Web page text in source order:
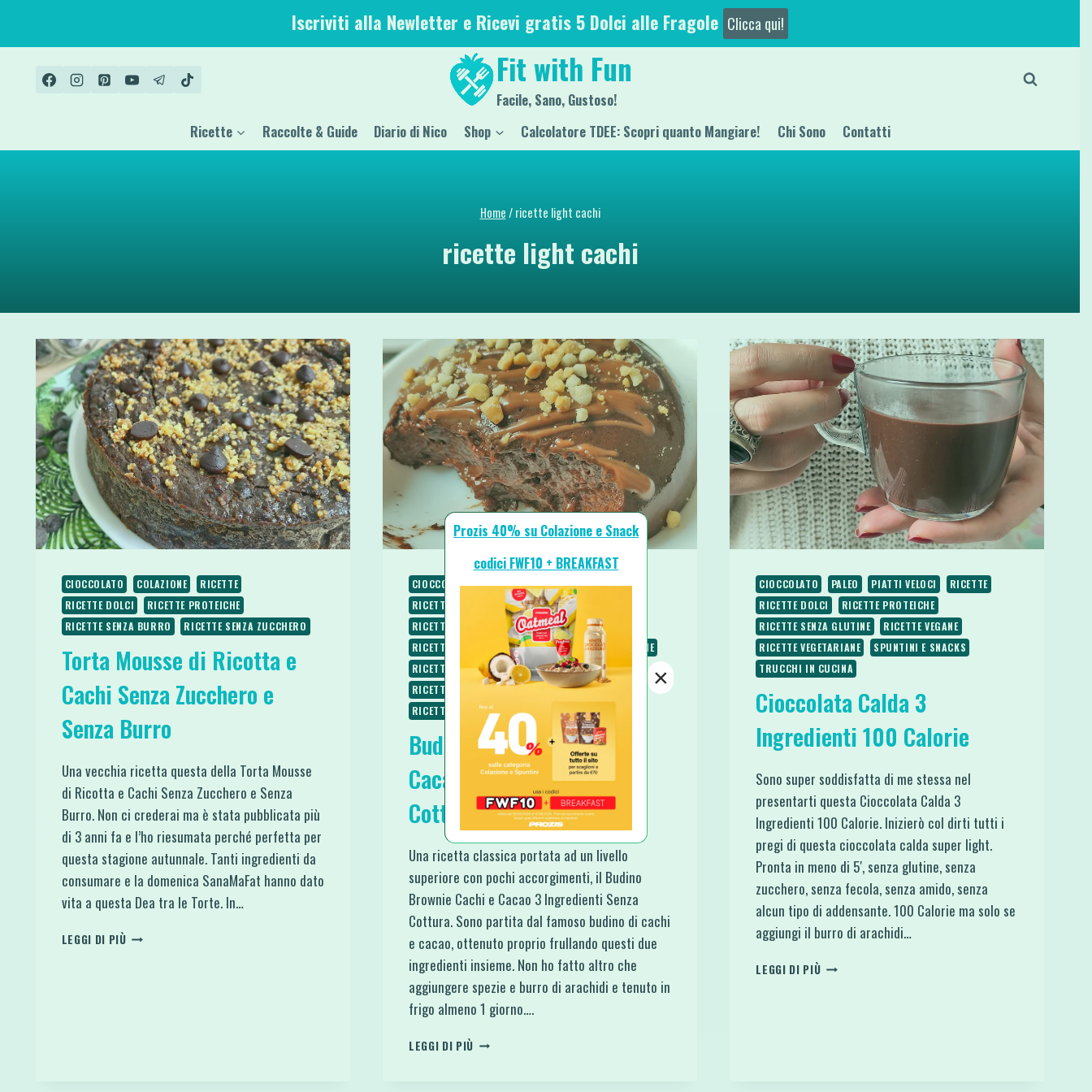
contenuto
Iscriviti alla Newletter e Ricevi gratis 5 Dolci alle Fragole Clicca qui!
Fit with Fun
Facile, Sano, Gustoso!
Ricette Raccolte & Guide Diario di Nico Shop Calcolatore TDEE: Scopri quanto Mangiare! Chi Sono Contatti
Home/ ricette light cachi
ricette light cachi
CIOCCOLATO COLAZIONE
RICETTE
RICETTE DOLCI
RICETTE PROTEICHE
RICETTE SENZA BURRO
RICETTE SENZA ZUCCHERO
Torta Mousse di Ricotta e
Cachi Senza Zucchero e
Senza Burro
Una vecchia ricetta questa della Torta Mousse
di Ricotta e Cachi Senza Zucchero e Senza
Burro. Non ci crederai ma è stata pubblicata più
di 3 anni fa e l’ho riesumata perché perfetta per
questa stagione autunnale. Tanti ingredienti da
consumare e la domenica SanaMaFat hanno dato
vita a questa Dea tra le Torte. In…
LEGGI DI PIÙTORTA
CIOCCOLATO COLAZIONE
PIATTI FREDDI
RICETTE
RICETTE BASE
RICETTE DOLCI
RICETTE PROTEICHE
RICETTE SENZA BURRO
RICETTE SENZA COTTURA
RICETTE SENZA GLUTINE
RICETTE SENZA LATTOSIO
RICETTE SENZA UOVA
RICETTE SENZA ZUCCHERO
RICETTE VEGANE
RICETTE VEGETARIANE
SPUNTINI E SNACKS
Budino Brownie Cachi e
Cacao 3 Ingredienti Senza
Cottura
Una ricetta classica portata ad un livello
superiore con pochi accorgimenti, il Budino
Brownie Cachi e Cacao 3 Ingredienti Senza
Cottura. Sono partita dal famoso budino di cachi
e cacao, ottenuto proprio frullando questi due
ingredienti insieme. Non ho fatto altro che
aggiungere spezie e burro di arachidi e tenuto in
frigo almeno 1 giorno….
LEGGI DI PIÙ BUDINO
CIOCCOLATO PALEO PIATTI VELOCI
RICETTE
RICETTE DOLCI
RICETTE PROTEICHE
RICETTE SENZA GLUTINE
RICETTE VEGANE
RICETTE VEGETARIANE
SPUNTINI E SNACKS
TRUCCHI IN CUCINA
Cioccolata Calda 3
Ingredienti 100 Calorie
Sono super soddisfatta di me stessa nel
presentarti questa Cioccolata Calda 3
Ingredienti 100 Calorie. Inizierò col dirti tutti i
pregi di questa cioccolata calda super light.
Pronta in meno di 5′, senza glutine, senza
zucchero, senza fecola, senza amido, senza
alcun tipo di addensante. 100 Calorie ma solo se
aggiungi il burro di arachidi…
LEGGI DI PIÙCIOCCOLATA
Prozis 40% su Colazione e Snack
codici FWF10 + BREAKFAST
×